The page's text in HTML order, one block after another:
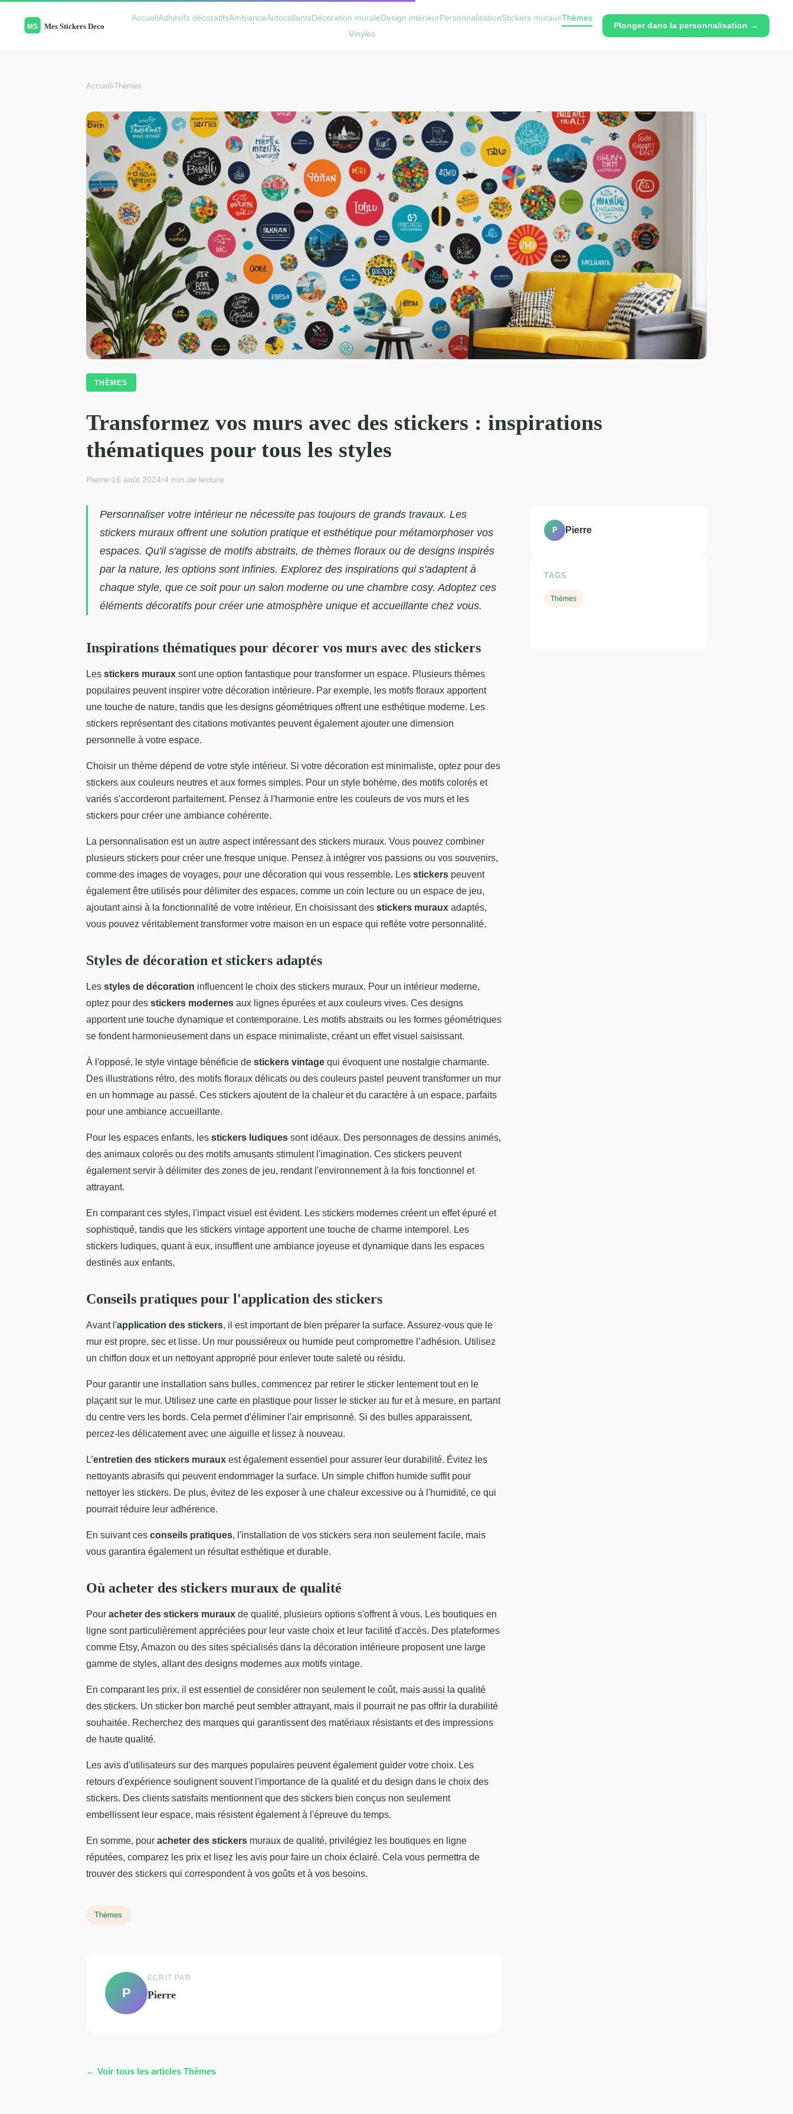
AccueilAdhésifs décoratifsAmbianceAutocollantsDécoration muraleDesign intérieurPersonnalisationStickers murauxThèmes
Vinyles
Plonger dans la personnalisation →
Accueil ›Thèmes
THÈMES
Transformez vos murs avec des stickers : inspirations
thématiques pour tous les styles
Pierre•16 août 2024•4 min de lecture
Personnaliser votre intérieur ne nécessite pas toujours de grands travaux. Les
stickers muraux offrent une solution pratique et esthétique pour métamorphoser vos
espaces. Qu'il s'agisse de motifs abstraits, de thèmes floraux ou de designs inspirés
par la nature, les options sont infinies. Explorez des inspirations qui s'adaptent à
chaque style, que ce soit pour un salon moderne ou une chambre cosy. Adoptez ces
éléments décoratifs pour créer une atmosphère unique et accueillante chez vous.
Inspirations thématiques pour décorer vos murs avec des stickers
Les stickers muraux sont une option fantastique pour transformer un espace. Plusieurs thèmes
populaires peuvent inspirer votre décoration intérieure. Par exemple, les motifs floraux apportent
une touche de nature, tandis que les designs géométriques offrent une esthétique moderne. Les
stickers représentant des citations motivantes peuvent également ajouter une dimension
personnelle à votre espace.
Choisir un thème dépend de votre style intérieur. Si votre décoration est minimaliste, optez pour des
stickers aux couleurs neutres et aux formes simples. Pour un style bohème, des motifs colorés et
variés s'accorderont parfaitement. Pensez à l'harmonie entre les couleurs de vos murs et les
stickers pour créer une ambiance cohérente.
La personnalisation est un autre aspect intéressant des stickers muraux. Vous pouvez combiner
plusieurs stickers pour créer une fresque unique. Pensez à intégrer vos passions ou vos souvenirs,
comme des images de voyages, pour une décoration qui vous ressemble. Les stickers peuvent
également être utilisés pour délimiter des espaces, comme un coin lecture ou un espace de jeu,
ajoutant ainsi à la fonctionnalité de votre intérieur. En choisissant des stickers muraux adaptés,
vous pouvez véritablement transformer votre maison en un espace qui reflète votre personnalité.
Styles de décoration et stickers adaptés
Les styles de décoration influencent le choix des stickers muraux. Pour un intérieur moderne,
optez pour des stickers modernes aux lignes épurées et aux couleurs vives. Ces designs
apportent une touche dynamique et contemporaine. Les motifs abstraits ou les formes géométriques
se fondent harmonieusement dans un espace minimaliste, créant un effet visuel saisissant.
À l'opposé, le style vintage bénéficie de stickers vintage qui évoquent une nostalgie charmante.
Des illustrations rétro, des motifs floraux délicats ou des couleurs pastel peuvent transformer un mur
en un hommage au passé. Ces stickers ajoutent de la chaleur et du caractère à un espace, parfaits
pour une ambiance accueillante.
Pour les espaces enfants, les stickers ludiques sont idéaux. Des personnages de dessins animés,
des animaux colorés ou des motifs amusants stimulent l'imagination. Ces stickers peuvent
également servir à délimiter des zones de jeu, rendant l'environnement à la fois fonctionnel et
attrayant.
En comparant ces styles, l'impact visuel est évident. Les stickers modernes créent un effet épuré et
sophistiqué, tandis que les stickers vintage apportent une touche de charme intemporel. Les
stickers ludiques, quant à eux, insufflent une ambiance joyeuse et dynamique dans les espaces
destinés aux enfants.
Conseils pratiques pour l'application des stickers
Avant l'application des stickers, il est important de bien préparer la surface. Assurez-vous que le
mur est propre, sec et lisse. Un mur poussiéreux ou humide peut compromettre l’adhésion. Utilisez
un chiffon doux et un nettoyant approprié pour enlever toute saleté ou résidu.
Pour garantir une installation sans bulles, commencez par retirer le sticker lentement tout en le
plaçant sur le mur. Utilisez une carte en plastique pour lisser le sticker au fur et à mesure, en partant
du centre vers les bords. Cela permet d'éliminer l'air emprisonné. Si des bulles apparaissent,
percez-les délicatement avec une aiguille et lissez à nouveau.
L’entretien des stickers muraux est également essentiel pour assurer leur durabilité. Évitez les
nettoyants abrasifs qui peuvent endommager la surface. Un simple chiffon humide suffit pour
nettoyer les stickers. De plus, évitez de les exposer à une chaleur excessive ou à l'humidité, ce qui
pourrait réduire leur adhérence.
En suivant ces conseils pratiques, l'installation de vos stickers sera non seulement facile, mais
vous garantira également un résultat esthétique et durable.
Où acheter des stickers muraux de qualité
Pour acheter des stickers muraux de qualité, plusieurs options s'offrent à vous. Les boutiques en
ligne sont particulièrement appréciées pour leur vaste choix et leur facilité d'accès. Des plateformes
comme Etsy, Amazon ou des sites spécialisés dans la décoration intérieure proposent une large
gamme de styles, allant des designs modernes aux motifs vintage.
En comparant les prix, il est essentiel de considérer non seulement le coût, mais aussi la qualité
des stickers. Un sticker bon marché peut sembler attrayant, mais il pourrait ne pas offrir la durabilité
souhaitée. Recherchez des marques qui garantissent des matériaux résistants et des impressions
de haute qualité.
Les avis d'utilisateurs sur des marques populaires peuvent également guider votre choix. Les
retours d'expérience soulignent souvent l'importance de la qualité et du design dans le choix des
stickers. Des clients satisfaits mentionnent que des stickers bien conçus non seulement
embellissent leur espace, mais résistent également à l'épreuve du temps.
En somme, pour acheter des stickers muraux de qualité, privilégiez les boutiques en ligne
réputées, comparez les prix et lisez les avis pour faire un choix éclairé. Cela vous permettra de
trouver des stickers qui correspondent à vos goûts et à vos besoins.
Thèmes
P
ECRIT PAR
Pierre
← Voir tous les articles Thèmes
P Pierre
TAGS
Thèmes